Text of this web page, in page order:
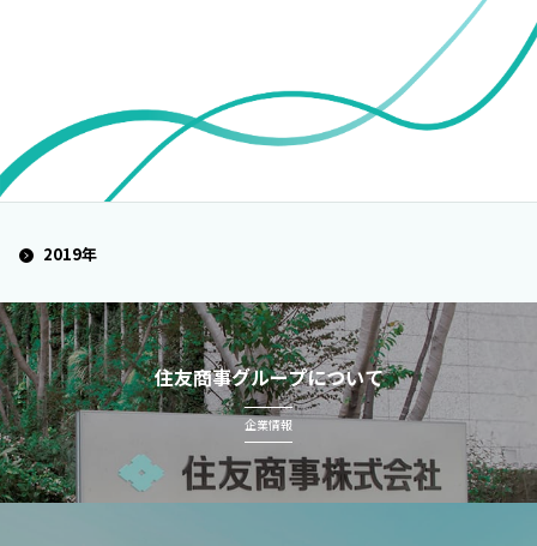
2019年
住友商事グループについて
企業情報